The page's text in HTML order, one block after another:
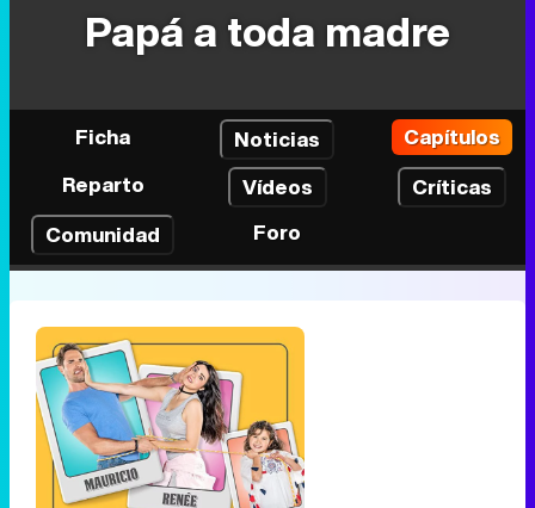
Papá a toda madre
Ficha Noticias
Capítulos
Reparto
Vídeos
Críticas
Comunidad
Foro